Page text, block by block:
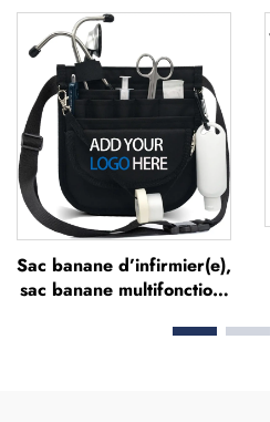
tibias pour football,
protections pour les
jambes, protège-tibias
pour football et soccer
Sac banane d’infirmier(e),
sac banane multifonction,
fermeture à glissière, sac